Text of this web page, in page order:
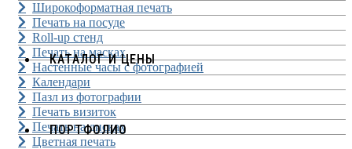
КАТАЛОГ И ЦЕНЫ
ПОРТФОЛИО
Широкоформатная печать
Печать на посуде
Roll-up стенд
Печать на масках
Настенные часы с фотографией
Календари
Пазл из фотографии
Печать визиток
Печать на дисках
Цветная печать